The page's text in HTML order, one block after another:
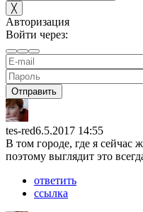
╳
Авторизация
Войти через:
Отправить
tes-red6.5.2017 14:55
В том городе, где я сейчас
поэтому выглядит это
ответить
ссылка